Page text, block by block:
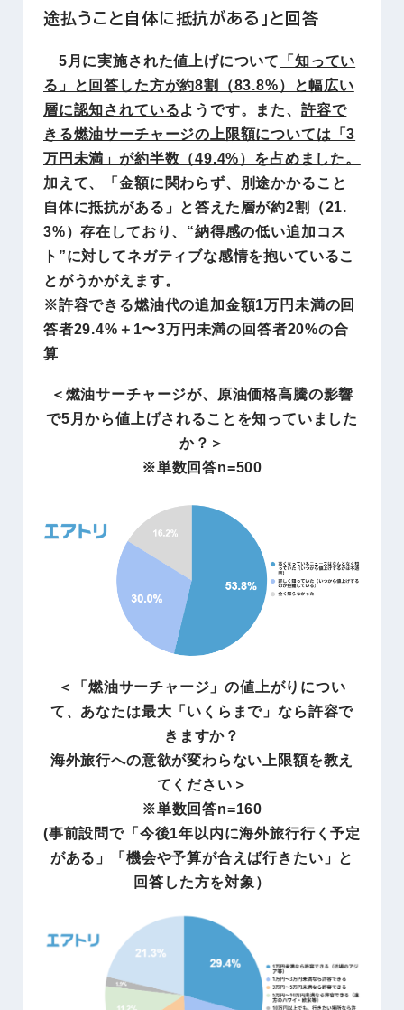
途払うこと自体に抵抗がある」と回答
5月に実施された値上げについて
「知ってい
る」と回答した方が約8割（83.8%）と幅広い
層に認知されている ようです。また、 許容で
きる燃油サーチャージの上限額については「3
万円未満」が約半数（49.4%）を占めました。
加えて、「金額に関わらず、別途かかること
自体に抵抗がある」と答えた層が約2割（21.
3%）存在しており、“納得感の低い追加コス
ト”に対してネガティブな感情を抱いているこ
とがうかがえます。
※許容できる燃油代の追加金額1万円未満の回
答者29.4%＋1〜3万円未満の回答者20%の合
算
＜燃油サーチャージが、原油価格高騰の影響
で5月から値上げされることを知っていました
か？＞
※単数回答n=500
＜「燃油サーチャージ」の値上がりについ
て、あなたは最大「いくらまで」なら許容で
きますか？
海外旅行への意欲が変わらない上限額を教え
てください＞
※単数回答n=160
(事前設問で「今後1年以内に海外旅行行く予定
がある」「機会や予算が合えば行きたい」と
回答した方を対象）